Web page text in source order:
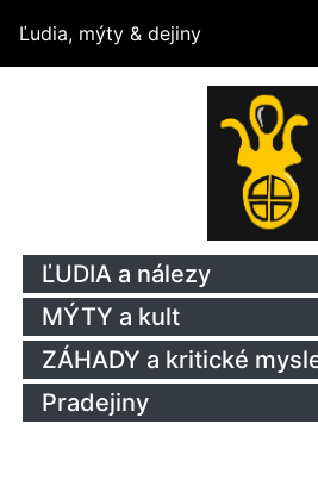
Ľudia, mýty & dejiny
ĽUDIA a nálezy
MÝTY a kult
ZÁHADY a kritické
Pradejiny